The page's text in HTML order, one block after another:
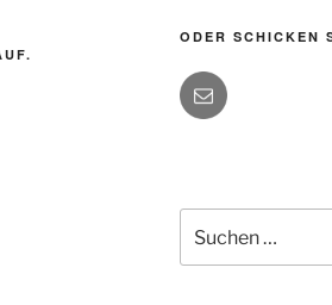
ODER SCHICKEN
nach: